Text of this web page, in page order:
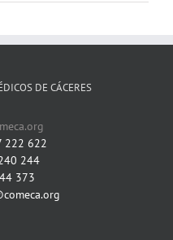
DE CÁCERES
222 622
244
373